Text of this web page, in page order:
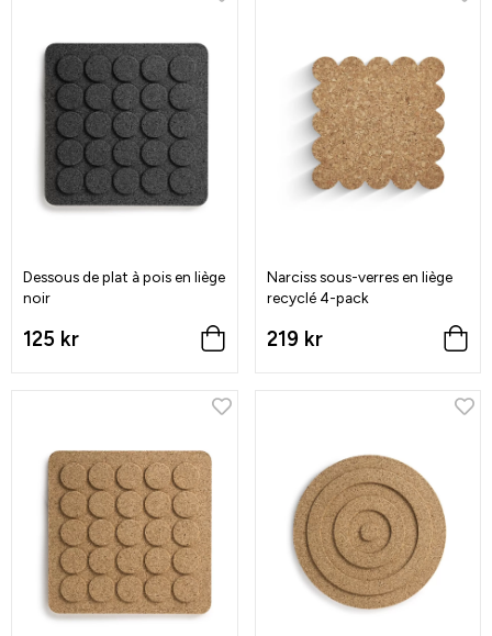
Dessous de plat à pois en liège
noir
125 kr
Narciss sous-verres en liège
recyclé 4-pack
219 kr